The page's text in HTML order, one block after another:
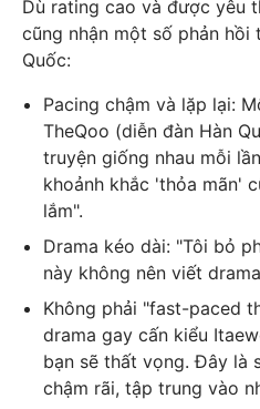
Dù rating cao và được yêu
cũng nhận một số phản
Quốc:
Pacing chậm và lặp lại:
TheQoo (diễn đàn Hàn
truyện giống nhau mỗi
khoảnh khắc 'thỏa mãn'
lắm".
Drama kéo dài: "Tôi bỏ
này không nên viết
Không phải "fast-paced
drama gay cấn kiểu
bạn sẽ thất vọng. Đây là
chậm rãi, tập trung vào